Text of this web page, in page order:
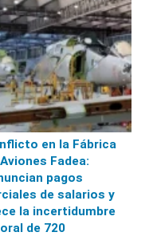
en la Fábrica
Fadea:
pagos
de salarios y
la incertidumbre
de 720